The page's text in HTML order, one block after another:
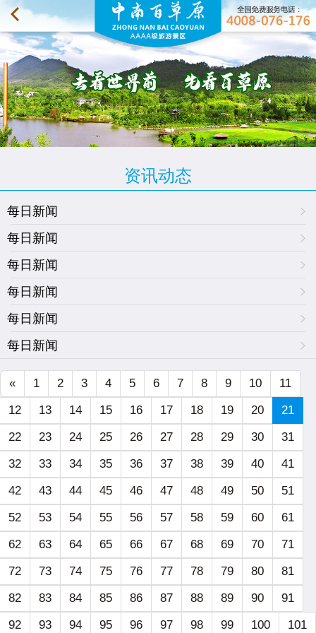
资讯动态
每日新闻
每日新闻
每日新闻
每日新闻
每日新闻
每日新闻
« 1 2 3 4 5 6 7 8 9 10
11
12
13 14 15 16 17 18 19 20
21
22
23 24 25 26 27 28 29 30
31
32
33 34 35 36 37 38 39 40
41
42
43 44 45 46 47 48 49 50
51
52
53 54 55 56 57 58 59 60
61
62
63 64 65 66 67 68 69 70
71
72
73 74 75 76 77 78 79 80
81
82
83 84 85 86 87 88 89 90
91
92
93 94 95 96 97 98 99 100 101